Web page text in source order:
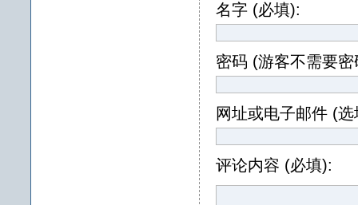
名字 (必填):
密码 (游客不需要密
网址或电子邮件 (
评论内容 (必填):